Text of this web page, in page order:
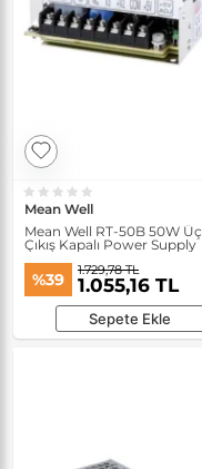
Mean Well
Mean Well RT-50B 50W Üç
Çıkış Kapalı Power Supply
%39 1.729,78 TL
1.055,16 TL
Sepete Ekle